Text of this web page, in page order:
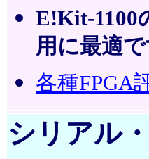
E!Kit-1100
用に最適で
各種FPGA
シリアル